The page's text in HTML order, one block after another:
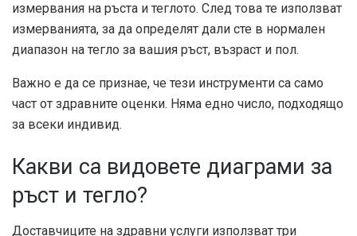
измервания на ръста и теглото. След това те използват
измерванията, за да определят дали сте в нормален
диапазон на тегло за вашия ръст, възраст и пол.
Важно е да се признае, че тези инструменти са само
част от здравните оценки. Няма едно число, подходящо
за всеки индивид.
Какви са видовете диаграми за
ръст и тегло?
Доставчиците на здравни услуги използват три